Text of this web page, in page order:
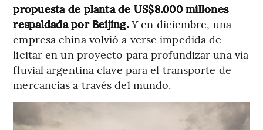
propuesta de planta de US$8.000 millones
respaldada por Beijing.Y en diciembre, una
empresa china volvió a verse impedida de
licitar en un proyecto para profundizar una vía
fluvial argentina clave para el transporte de
mercancías a través del mundo.